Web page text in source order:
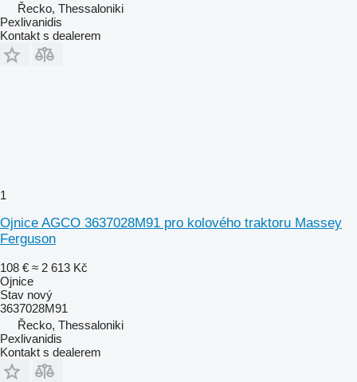
Řecko, Thessaloniki
Pexlivanidis
Kontakt s dealerem
1
Ojnice AGCO 3637028M91 pro kolového traktoru Massey
Ferguson
108 € ≈ 2 613 Kč
Ojnice
Stav nový
3637028M91
Řecko, Thessaloniki
Pexlivanidis
Kontakt s dealerem